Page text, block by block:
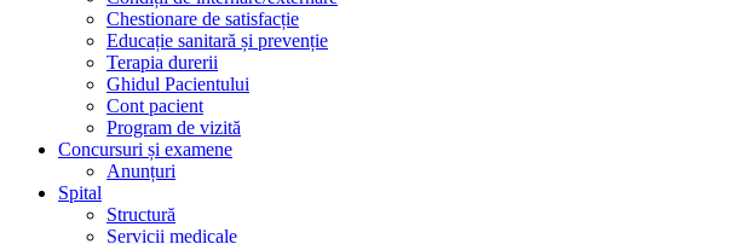
Chestionare de satisfacție
Educație sanitară și prevenție
Terapia durerii
Ghidul Pacientului
Cont pacient
Program de vizită
Concursuri și examene
Anunțuri
Spital
Structură
Servicii medicale